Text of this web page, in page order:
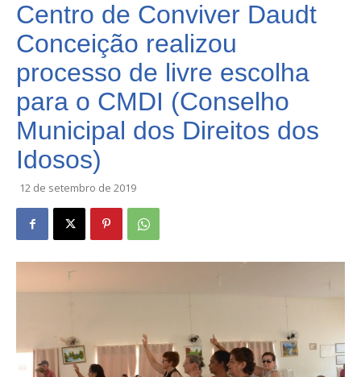
Centro de Conviver Daudt
Conceição realizou
processo de livre escolha
para o CMDI (Conselho
Municipal dos Direitos dos
Idosos)
12 de setembro de 2019